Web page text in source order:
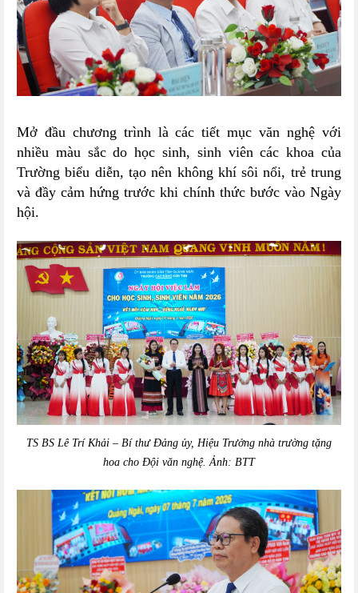
Mở đầu chương trình là các tiết mục văn nghệ với
nhiều màu sắc do học sinh, sinh viên các khoa của
Trường biểu diễn, tạo nên không khí sôi nổi, trẻ trung
và đầy cảm hứng trước khi chính thức bước vào Ngày
hội.
TS BS Lê Trí Khải – Bí thư Đảng ủy, Hiệu Trưởng nhà trường tặng
hoa cho Đội văn nghệ.Ảnh: BTT